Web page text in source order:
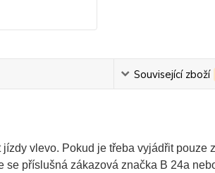
Související zboží
vlevo. Pokud je třeba vyjádřit pouze
příslušná zákazová značka B 24a